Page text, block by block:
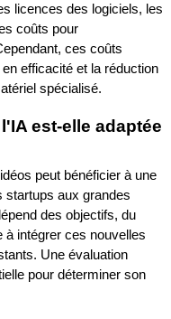
licences des logiciels, les
coûts pour
ces coûts
efficacité et la réduction
spécialisé.
est-elle adaptée
peut bénéficier à une
startups aux grandes
des objectifs, du
à intégrer ces nouvelles
Une évaluation
pour déterminer son